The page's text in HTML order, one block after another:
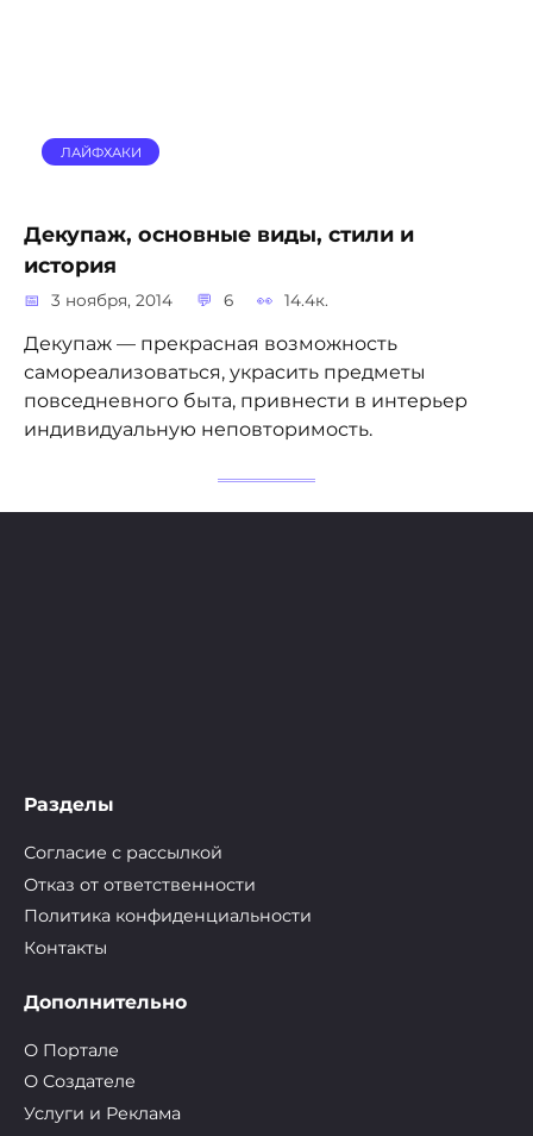
ЛАЙФХАКИ
Декупаж, основные виды, стили и
история
3 ноября, 2014 6 14.4к.
Декупаж — прекрасная возможность
самореализоваться, украсить предметы
повседневного быта, привнести в интерьер
индивидуальную неповторимость.
Разделы
Согласие с рассылкой
Отказ от ответственности
Политика конфиденциальности
Контакты
Дополнительно
О Портале
О Cоздателе
Услуги и Реклама